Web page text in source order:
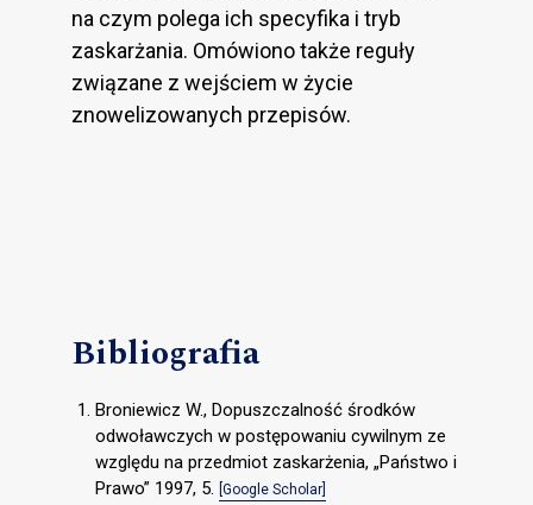
na czym polega ich specyfika i tryb
zaskarżania. Omówiono także reguły
związane z wejściem w życie
znowelizowanych przepisów.
Bibliografia
Broniewicz W., Dopuszczalność środków
odwoławczych w postępowaniu cywilnym ze
względu na przedmiot zaskarżenia, „Państwo i
Prawo” 1997, 5. [Google Scholar]